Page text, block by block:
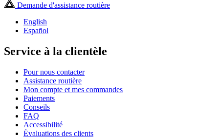
Demande d'assistance routière
English
Español
Service à la clientèle
Pour nous contacter
Assistance routière
Mon compte et mes commandes
Paiements
Conseils
FAQ
Accessibilité
Évaluations des clients